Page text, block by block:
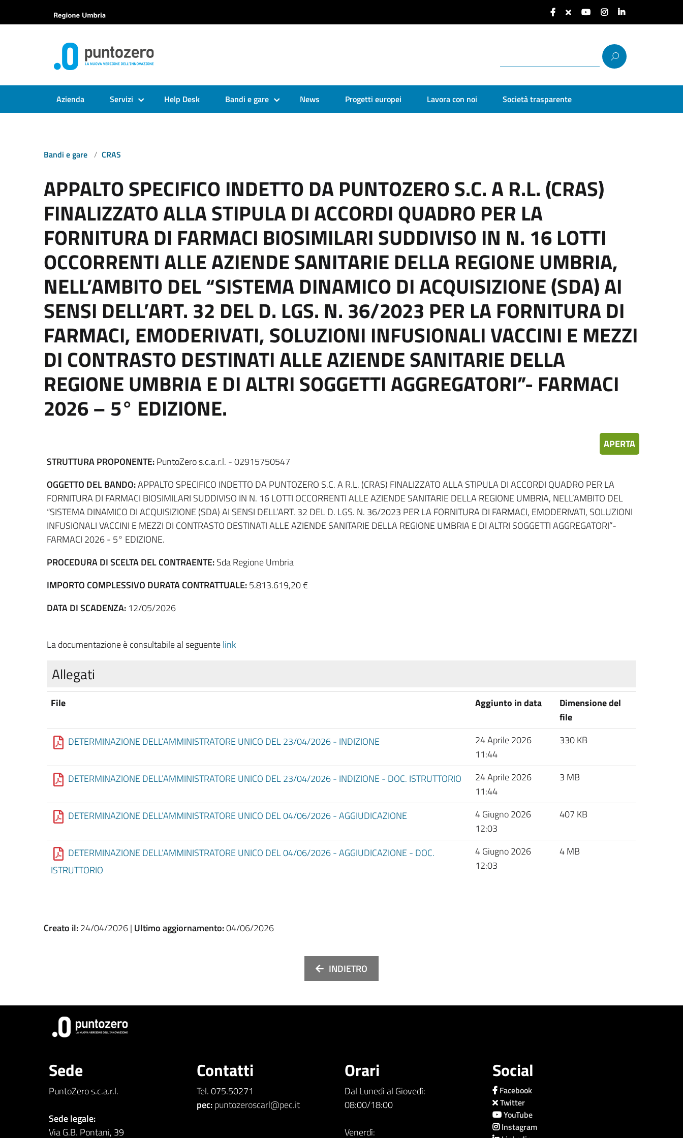
Azienda Servizi Help Desk Bandi e gare News Progetti europei Lavora con noi Società trasparente
Bandi e gare CRAS
APPALTO SPECIFICO INDETTO DA PUNTOZERO S.C. A R.L. (CRAS)
FINALIZZATO ALLA STIPULA DI ACCORDI QUADRO PER LA
FORNITURA DI FARMACI BIOSIMILARI SUDDIVISO IN N. 16 LOTTI
OCCORRENTI ALLE AZIENDE SANITARIE DELLA REGIONE UMBRIA,
NELL’AMBITO DEL “SISTEMA DINAMICO DI ACQUISIZIONE (SDA) AI
SENSI DELL’ART. 32 DEL D. LGS. N. 36/2023 PER LA FORNITURA DI
FARMACI, EMODERIVATI, SOLUZIONI INFUSIONALI VACCINI E MEZZI
DI CONTRASTO DESTINATI ALLE AZIENDE SANITARIE DELLA
REGIONE UMBRIA E DI ALTRI SOGGETTI AGGREGATORI”- FARMACI
2026 – 5° EDIZIONE.
APERTA
STRUTTURA PROPONENTE:PuntoZero s.c.a.r.l. - 02915750547
OGGETTO DEL BANDO:APPALTO SPECIFICO INDETTO DA PUNTOZERO S.C. A R.L. (CRAS) FINALIZZATO ALLA STIPULA DI ACCORDI QUADRO PER LA
FORNITURA DI FARMACI BIOSIMILARI SUDDIVISO IN N. 16 LOTTI OCCORRENTI ALLE AZIENDE SANITARIE DELLA REGIONE UMBRIA, NELL’AMBITO DEL
“SISTEMA DINAMICO DI ACQUISIZIONE (SDA) AI SENSI DELL’ART. 32 DEL D. LGS. N. 36/2023 PER LA FORNITURA DI FARMACI, EMODERIVATI, SOLUZIONI
INFUSIONALI VACCINI E MEZZI DI CONTRASTO DESTINATI ALLE AZIENDE SANITARIE DELLA REGIONE UMBRIA E DI ALTRI SOGGETTI AGGREGATORI”-
FARMACI 2026 - 5° EDIZIONE.
PROCEDURA DI SCELTA DEL CONTRAENTE:Sda Regione Umbria
IMPORTO COMPLESSIVO DURATA CONTRATTUALE:5.813.619,20 €
DATA DI SCADENZA: 12/05/2026
La documentazione è consultabile al seguentelink
Allegati
File Aggiunto in data
Dimensione del
file
DETERMINAZIONE DELL’AMMINISTRATORE UNICO DEL 23/04/2026 - INDIZIONE
24 Aprile 2026
11:44
330 KB
DETERMINAZIONE DELL’AMMINISTRATORE UNICO DEL 23/04/2026 - INDIZIONE - DOC. ISTRUTTORIO
24 Aprile 2026
11:44
3 MB
DETERMINAZIONE DELL’AMMINISTRATORE UNICO DEL 04/06/2026 - AGGIUDICAZIONE
4 Giugno 2026
12:03
407 KB
DETERMINAZIONE DELL’AMMINISTRATORE UNICO DEL 04/06/2026 - AGGIUDICAZIONE - DOC.
ISTRUTTORIO
4 Giugno 2026
12:03
4 MB
Creato il:24/04/2026 | Ultimo aggiornamento:04/06/2026
INDIETRO
Sede
PuntoZero s.c.a.r.l.
Sede legale:
Via G.B. Pontani, 39
Contatti
Tel. 075.50271
pec:puntozeroscarl@pec.it
Orari
Dal Lunedì al Giovedì:
08:00/18:00
Venerdì:
Social
Facebook
Twitter
YouTube
Instagram